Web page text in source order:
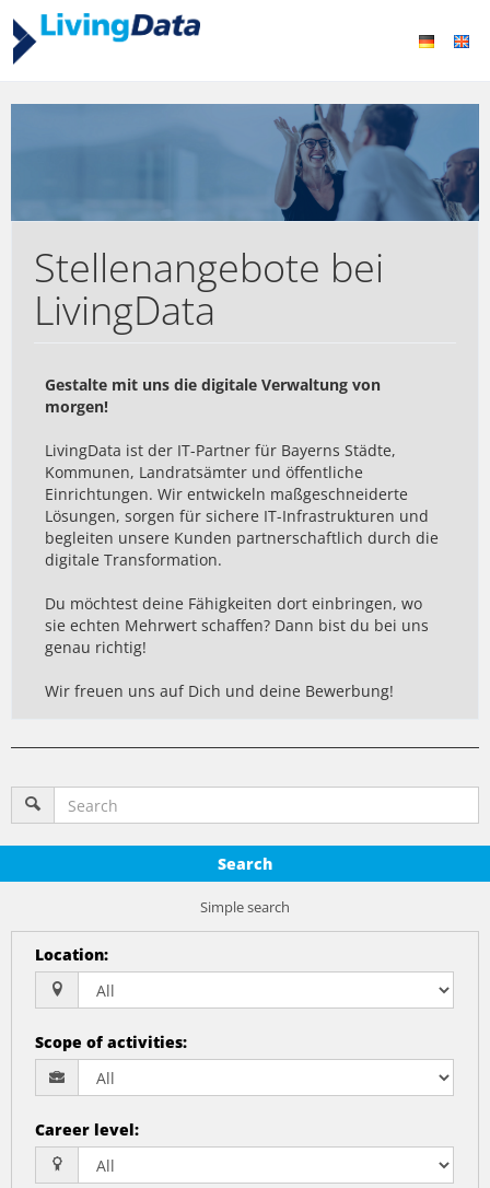
Stellenangebote bei
LivingData
Gestalte mit uns die digitale Verwaltung von
morgen!
LivingData ist der IT-Partner für Bayerns Städte,
Kommunen, Landratsämter und öffentliche
Einrichtungen. Wir entwickeln maßgeschneiderte
Lösungen, sorgen für sichere IT-Infrastrukturen und
begleiten unsere Kunden partnerschaftlich durch die
digitale Transformation.
Du möchtest deine Fähigkeiten dort einbringen, wo
sie echten Mehrwert schaffen? Dann bist du bei uns
genau richtig!
Wir freuen uns auf Dich und deine Bewerbung!
Search
Simple search
Location:
Scope of activities:
Career level: